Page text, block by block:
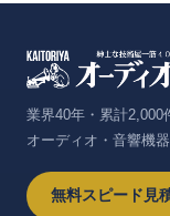
業界40年・累計2,000
オーディオ・音響機
無料スピード見